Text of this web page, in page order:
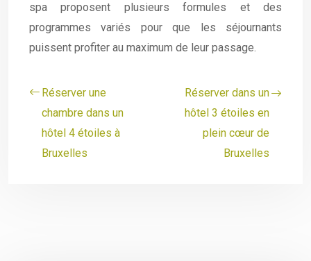
spa proposent plusieurs formules et des
programmes variés pour que les séjournants
puissent profiter au maximum de leur passage.
Réserver une
chambre dans un
hôtel 4 étoiles à
Bruxelles
Réserver dans un
hôtel 3 étoiles en
plein cœur de
Bruxelles